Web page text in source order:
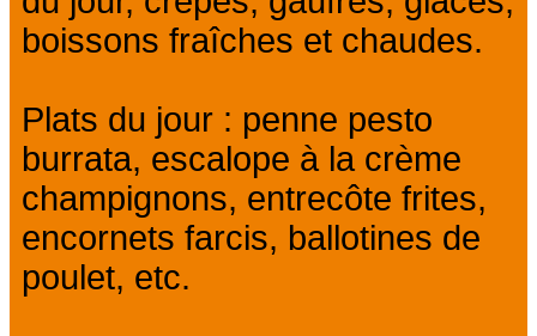
boissons fraîches et chaudes.
Plats du jour : penne pesto
burrata, escalope à la crème
champignons, entrecôte frites,
encornets farcis, ballotines de
poulet, etc.